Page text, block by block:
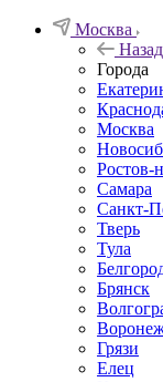
Москва
Назад
Города
Москва
Ростов-
Самара
Санкт-
Тверь
Тула
Брянск
Грязи
Елец